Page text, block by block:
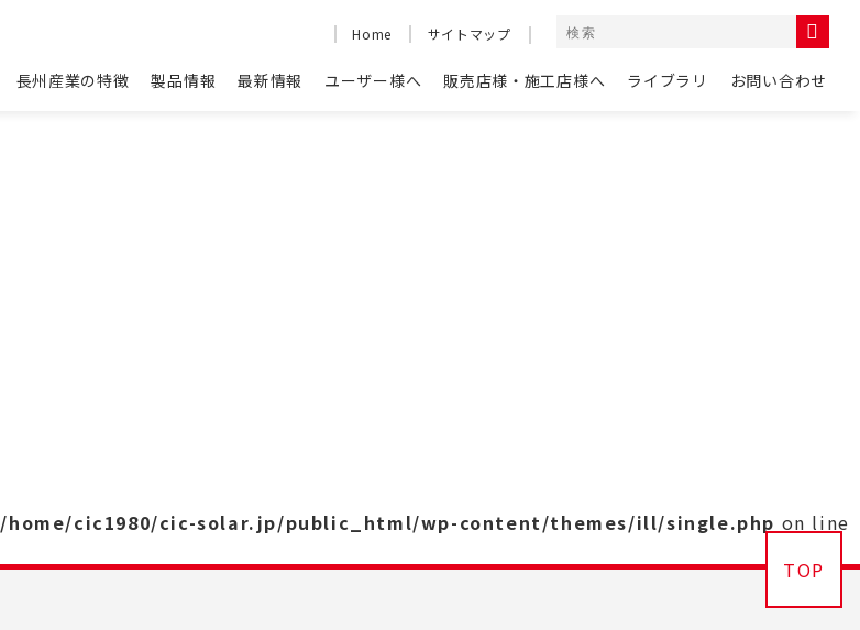
Home サイトマップ
長州産業の特徴 製品情報 最新情報 ユーザー様へ 販売店様・施工店様へ ライブラリ お問い合わせ
/home/cic1980/cic-solar.jp/public_html/wp-content/themes/ill/single.php on line
TOP